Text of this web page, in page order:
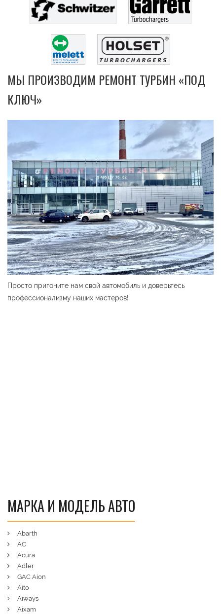
МЫ ПРОИЗВОДИМ РЕМОНТ ТУРБИН «ПОД
КЛЮЧ»
Просто пригоните нам свой автомобиль и доверьтесь
профессионализму наших мастеров!
МАРКА И МОДЕЛЬ АВТО
Abarth
AC
Acura
Adler
GAC Aion
Aito
Aiways
Aixam